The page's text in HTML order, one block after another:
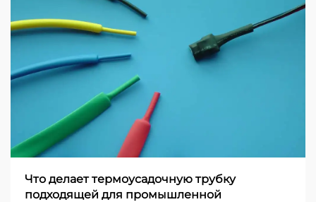
Что делает термоусадочную трубку
подходящей для промышленной